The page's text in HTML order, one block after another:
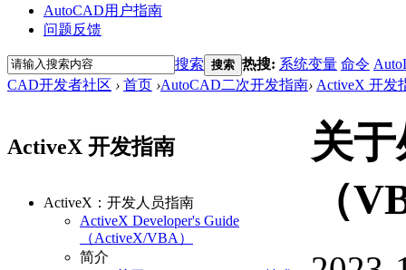
AutoCAD用户指南
问题反馈
搜索 搜索 热搜: 系统变量 命令
CAD开发者社区 › 首页 ›AutoCAD二次开发指南› ActiveX 开发
ActiveX 开发指南
ActiveX：开发人员指南
ActiveX Developer's Guide
（ActiveX/VBA）
简介
关
（